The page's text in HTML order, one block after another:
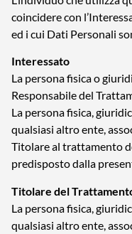
coincidere con
ed i cui Dati Personali
Interessato
La persona fisica o
Responsabile del
La persona fisica,
qualsiasi altro ente,
Titolare al trattamento
predisposto dalla
Titolare del
La persona fisica,
qualsiasi altro ente,